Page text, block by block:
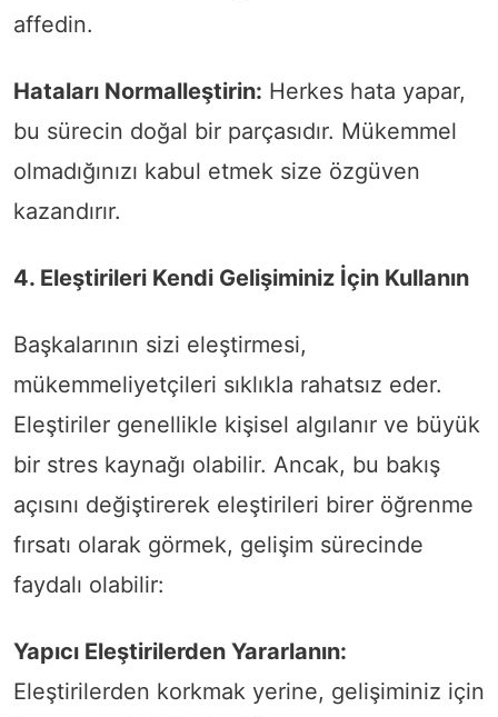
affedin.
Hataları Normalleştirin: Herkes hata yapar,
bu sürecin doğal bir parçasıdır. Mükemmel
olmadığınızı kabul etmek size özgüven
kazandırır.
4. Eleştirileri Kendi Gelişiminiz İçin Kullanın
Başkalarının sizi eleştirmesi,
mükemmeliyetçileri sıklıkla rahatsız eder.
Eleştiriler genellikle kişisel algılanır ve büyük
bir stres kaynağı olabilir. Ancak, bu bakış
açısını değiştirerek eleştirileri birer öğrenme
fırsatı olarak görmek, gelişim sürecinde
faydalı olabilir:
Yapıcı Eleştirilerden Yararlanın:
Eleştirilerden korkmak yerine, gelişiminiz için